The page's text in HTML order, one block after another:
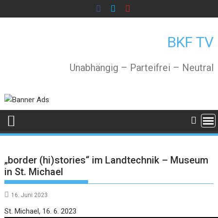
to
BKF TV
Unabhängig – Parteifrei – Neutral
„border (hi)stories“ im Landtechnik – Museum
in St. Michael
16. Juni 2023
St. Michael, 16. 6. 2023